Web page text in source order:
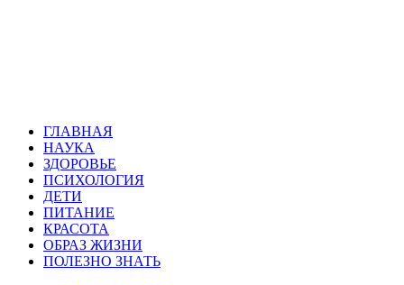
ГЛАВНАЯ
НАУКА
ЗДОРОВЬЕ
ПСИХОЛОГИЯ
ДЕТИ
ПИТАНИЕ
КРАСОТА
ОБРАЗ ЖИЗНИ
ПОЛЕЗНО ЗНАТЬ